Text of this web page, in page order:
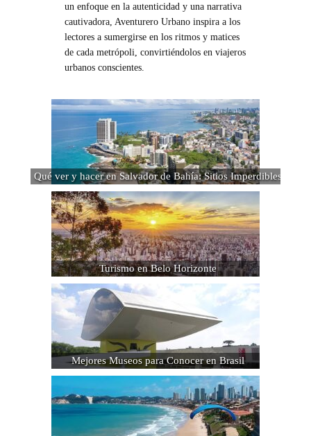
un enfoque en la autenticidad y una narrativa
cautivadora, Aventurero Urbano inspira a los
lectores a sumergirse en los ritmos y matices
de cada metrópoli, convirtiéndolos en viajeros
urbanos conscientes.
Qué ver y hacer en Salvador de Bahía: Sitios Imperdibles
Turismo en Belo Horizonte
Mejores Museos para Conocer en Brasil